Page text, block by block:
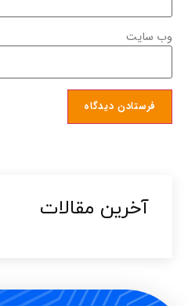
وب‌ سایت
آخرین مقالات​